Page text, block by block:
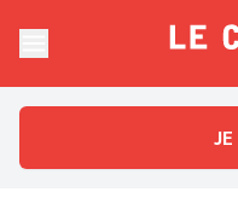
Le
JE